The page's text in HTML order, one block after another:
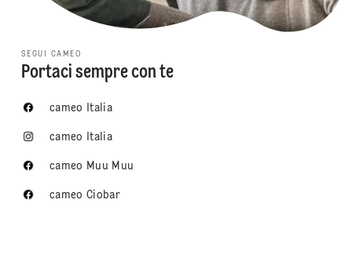
SEGUI CAMEO
Portaci sempre con te
cameo Italia
cameo Italia
cameo Muu Muu
cameo Ciobar